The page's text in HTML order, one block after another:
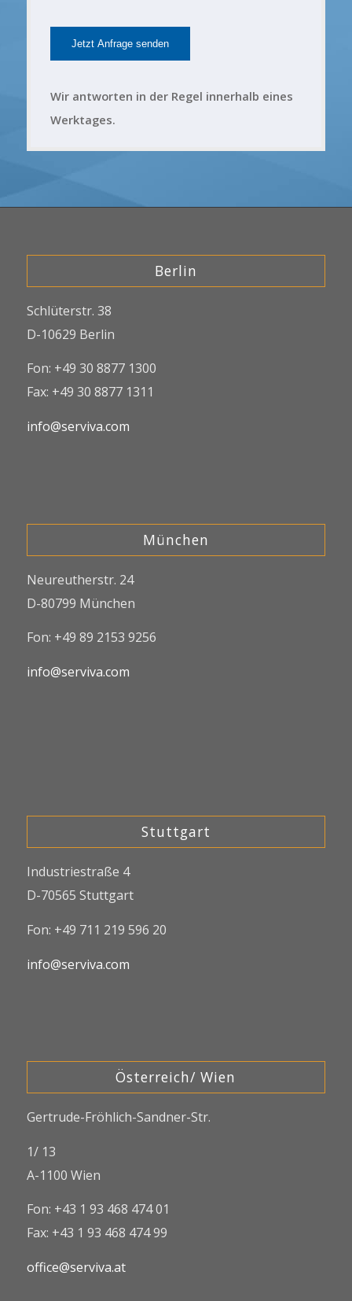
Wir antworten in der Regel innerhalb eines
Werktages.
Berlin
Schlüterstr. 38
D-10629 Berlin
Fon: +49 30 8877 1300
Fax: +49 30 8877 1311
info@serviva.com
München
Neureutherstr. 24
D-80799 München
Fon: +49 89 2153 9256
info@serviva.com
Stuttgart
Industriestraße 4
D-70565 Stuttgart
Fon: +49 711 219 596 20
info@serviva.com
Österreich/ Wien
Gertrude-Fröhlich-Sandner-Str.
1/ 13
A-1100 Wien
Fon: +43 1 93 468 474 01
Fax: +43 1 93 468 474 99
office@serviva.at